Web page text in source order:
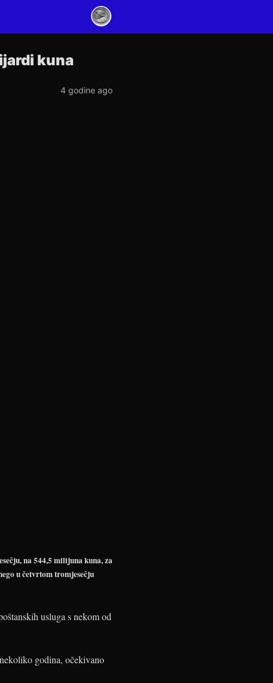
kuna
4 godine ago
na 544,5 milijuna kuna, za
u četvrtom tromjesečju
usluga s nekom od
godina, očekivano